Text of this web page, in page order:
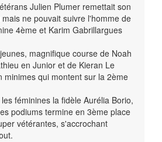
Julien Plumer remettait son
ne pouvait suivre l'homme de
4ème et Karim Gabrillargues
magnifique course de Noah
en Junior et de Kieran Le
minimes qui montent sur la 2ème
féminines la fidèle Aurélia Borio,
podiums termine en 3ème place
vétérantes, s'accrochant